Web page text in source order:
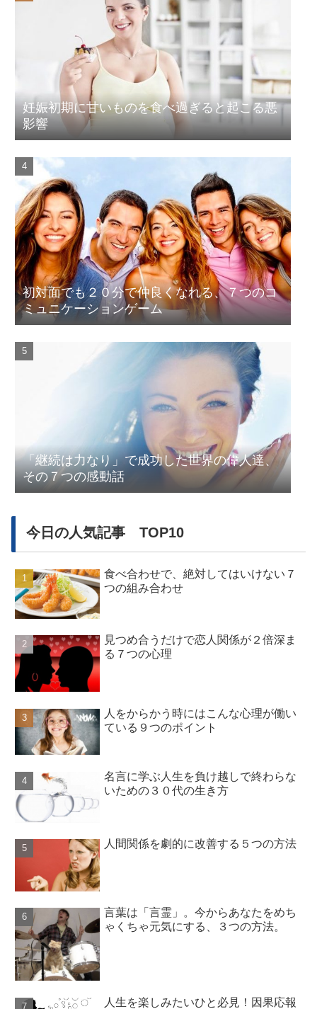
妊娠初期に甘いものを食べ過ぎると起こる悪
影響
初対面でも２０分で仲良くなれる、７つのコ
ミュニケーションゲーム
「継続は力なり」で成功した世界の偉人達、
その７つの感動話
今日の人気記事 TOP10
食べ合わせで、絶対してはいけない７
つの組み合わせ
見つめ合うだけで恋人関係が２倍深ま
る７つの心理
人をからかう時にはこんな心理が働い
ている９つのポイント
名言に学ぶ人生を負け越しで終わらな
いための３０代の生き方
人間関係を劇的に改善する５つの方法
言葉は「言霊」。今からあなたをめち
ゃくちゃ元気にする、３つの方法。
人生を楽しみたいひと必見！因果応報